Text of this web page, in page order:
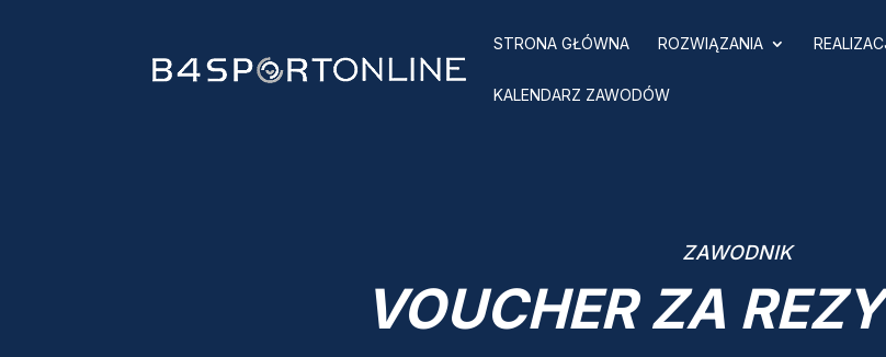
STRONA GŁÓWNA ROZWIĄZANIA
KALENDARZ ZAWODÓW
ZAWODNIK
VOUCHER ZA